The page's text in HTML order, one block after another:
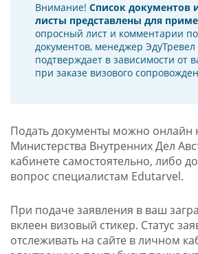
Внимание! Список документов
листы представлены для
опросный лист и комментарии
документов, менеджер ЭдуТревел
подтверждает в зависимости от
при заказе визового
Подать документы можно онлайн
Министерства Внутренних Дел
кабинете самостоятельно, либо
вопрос специалистам Edutarvel.
При подаче заявления в ваш
вклеен визовый стикер. Статус
отслеживать на сайте в личном